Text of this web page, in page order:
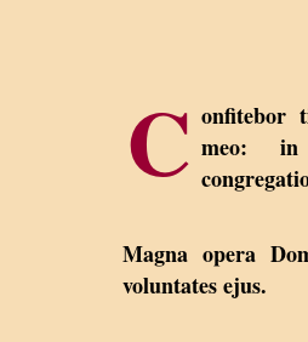
C onfitebor
meo: in
Magna opera
voluntates ejus.